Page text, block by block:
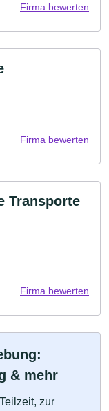
Firma bewerten
Firma bewerten
Transporte
Firma bewerten
& mehr
zur